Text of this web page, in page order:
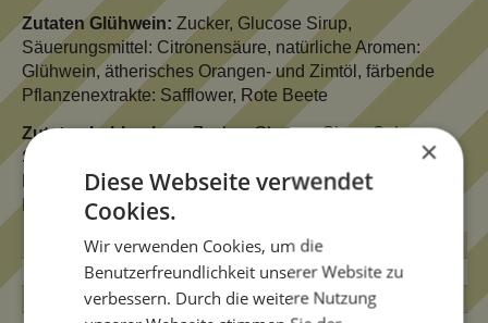
Zutaten Glühwein: Zucker, Glucose Sirup,
Säuerungsmittel: Citronensäure, natürliche Aromen:
Glühwein, ätherisches Orangen- und Zimtöl, färbende
Pflanzenextrakte: Safflower, Rote Beete
Zutaten Lebkuchen:Zucker, Glucose Sirup, Sahne,
Säuerungsmittel: Citronensäure, natürliche Aromen:
Lebkuchen und Pflaume, Kakao, färbende
Pflanzenextrakte: Rote Beete
Nährwert
pro 100g
0,0 g
Kohl.hyd:
97,9 g
×
Diese Webseite verwendet
Cookies.
Wir verwenden Cookies, um die
Benutzerfreundlichkeit unserer Website zu
verbessern. Durch die weitere Nutzung